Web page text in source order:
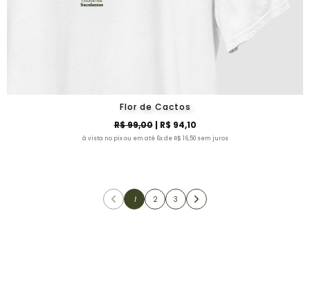
Flor de Cactos
R$ 99,00| R$ 94,10
à vista no pix ou em até 6x de R$ 16,50 sem juros
1 2 3